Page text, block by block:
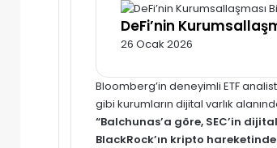
DeFi’nin
26 Ocak 2026
Bloomberg’in deneyimli ETF
gibi kurumların dijital varlık
“Balchunas’a göre, SEC’in
BlackRock’ın kripto